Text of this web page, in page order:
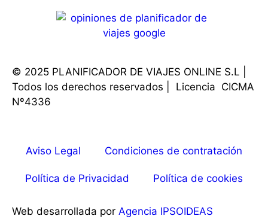
© 2025 PLANIFICADOR DE VIAJES ONLINE S.L |
Todos los derechos reservados | Licencia CICMA
Nº4336
Aviso Legal Condiciones de contratación
Política de Privacidad Política de cookies
Web desarrollada por Agencia IPSOIDEAS